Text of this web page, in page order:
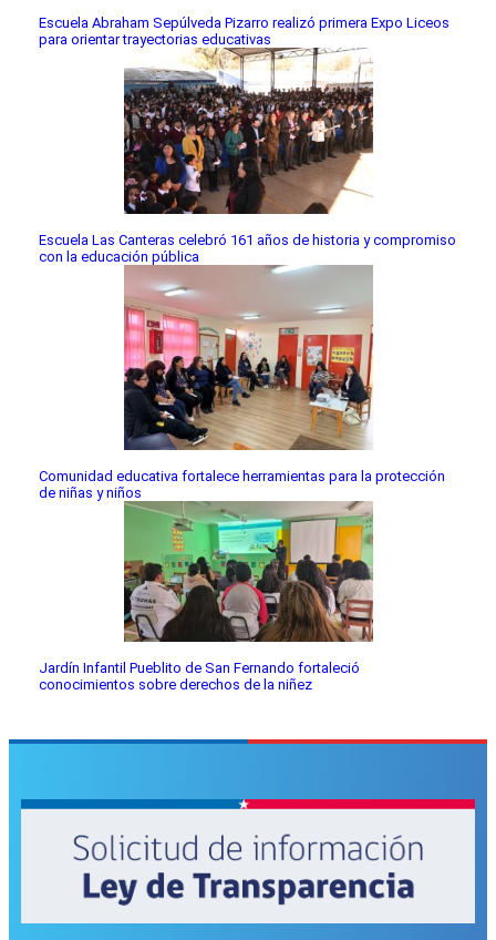
Escuela Abraham Sepúlveda Pizarro realizó primera Expo Liceos
para orientar trayectorias educativas
Escuela Las Canteras celebró 161 años de historia y compromiso
con la educación pública
Comunidad educativa fortalece herramientas para la protección
de niñas y niños
Jardín Infantil Pueblito de San Fernando fortaleció
conocimientos sobre derechos de la niñez